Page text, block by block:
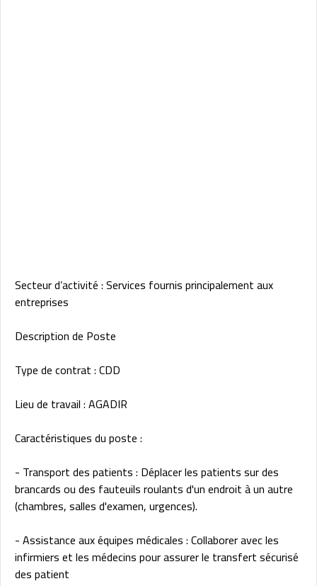
Secteur d’activité : Services fournis principalement aux
entreprises
Description de Poste
Type de contrat : CDD
Lieu de travail : AGADIR
Caractéristiques du poste :
- Transport des patients : Déplacer les patients sur des
brancards ou des fauteuils roulants d'un endroit à un autre
(chambres, salles d'examen, urgences).
- Assistance aux équipes médicales : Collaborer avec les
infirmiers et les médecins pour assurer le transfert sécurisé
des patient